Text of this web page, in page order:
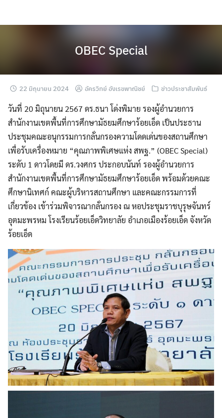
OBEC Special
22 มิถุนายน 2024 อัครวิทย์ อังเรขพาณิชย์ ข่าวประชาสัมพันธ์
วันที่ 20 มิถุนายน 2567 ดร.ธนา โด่งพิมาย รองผู้อำนวยการ
สำนักงานเขตพื้นที่การศึกษามัธยมศึกษาร้อยเอ็ด เป็นประธาน
ประชุมคณะอนุกรรมการกลั่นกรองความโดดเด่นของสถานศึกษา
เพื่อรับเครื่องหมาย “คุณภาพพิเศษแห่ง สพฐ.” (OBEC Special)
ระดับ 1 ดาวโดยมี ดร.วงศกร ประกอบนันท์ รองผู้อำนวยการ
สำนักงานเขตพื้นที่การศึกษามัธยมศึกษาร้อยเอ็ด พร้อมด้วยคณะ
ศึกษานิเทศก์ คณะผู้บริหารสถานศึกษา และคณะกรรมการที่
เกี่ยวข้อง เข้าร่วมพิจารณากลั่นกรอง ณ หอประชุมราชบุรุษจันทร์
อุตมะพรหม โรงเรียนร้อยเอ็ดวิทยาลัย อำเภอเมืองร้อยเอ็ด จังหวัด
ร้อยเอ็ด